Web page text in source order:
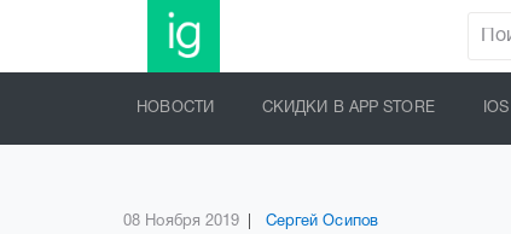
НОВОСТИ СКИДКИ В APP STORE
08 Ноября 2019 Сергей Осипов